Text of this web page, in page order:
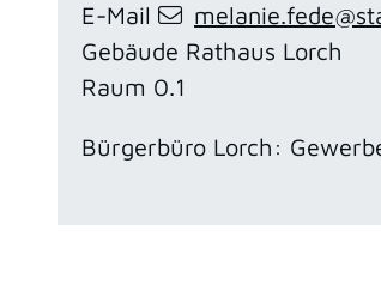
E-Mail
Gebäude Rathaus Lorch
Raum 0.1
Bürgerbüro Lorch: